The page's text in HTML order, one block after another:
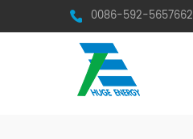
0086-592-5657662